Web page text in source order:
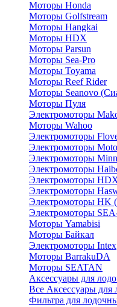
Моторы Honda
Моторы Golfstream
Моторы Hangkai
Моторы HDX
Моторы Parsun
Моторы Sea-Pro
Моторы Toyama
Моторы Reef Rider
Моторы Seanovo
Моторы Пуля
Электромоторы
Моторы Wahoo
Электромоторы
Электромоторы
Электромоторы
Электромоторы
Электромоторы
Электромоторы
Электромоторы HK
Электромоторы
Моторы Yamabisi
Моторы Байкал
Электромоторы Intex
Моторы BarrakuDA
Моторы SEATAN
Аксессуары для
Все Аксессуары для
Фильтра для